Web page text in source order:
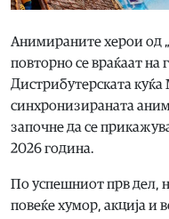
Анимираните херои од
повторно се враќаат на
Дистрибутерската куќа
синхронизираната
започне да се
2026 година.
По успешниот прв дел,
повеќе хумор, акција и